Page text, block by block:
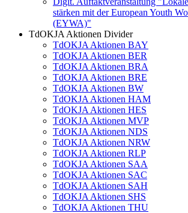
stärken mit der European Youth
(EYWA)"
TdOKJA Aktionen Divider
TdOKJA Aktionen BAY
TdOKJA Aktionen BER
TdOKJA Aktionen BRA
TdOKJA Aktionen BRE
TdOKJA Aktionen BW
TdOKJA Aktionen HAM
TdOKJA Aktionen HES
TdOKJA Aktionen MVP
TdOKJA Aktionen NDS
TdOKJA Aktionen NRW
TdOKJA Aktionen RLP
TdOKJA Aktionen SAA
TdOKJA Aktionen SAC
TdOKJA Aktionen SAH
TdOKJA Aktionen SHS
TdOKJA Aktionen THU